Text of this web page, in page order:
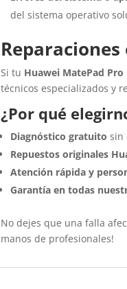
del sistema operativo
Si tu Huawei MatePad Pro
técnicos especializados y
¿Por qué
Diagnóstico gratuito sin
Repuestos originales
Atención rápida y
Garantía en todas
No dejes que una falla
manos de profesionales!